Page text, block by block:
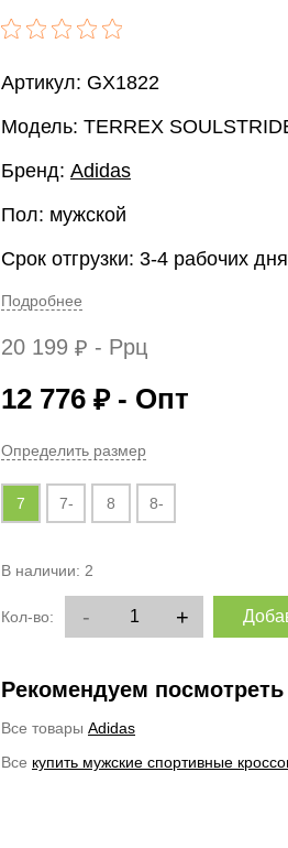
Артикул: GX1822
Модель: TERREX
Бренд: Adidas
Пол: мужской
Срок отгрузки: 3-4 рабочих дня
Подробнее
20 199 ₽ - Ррц
12 776 ₽- Опт
Определить размер
7 7- 8 8-
В наличии: 2
Кол-во: - +
Рекомендуем посмотреть
Все товары Adidas
Все купить мужские спортивные